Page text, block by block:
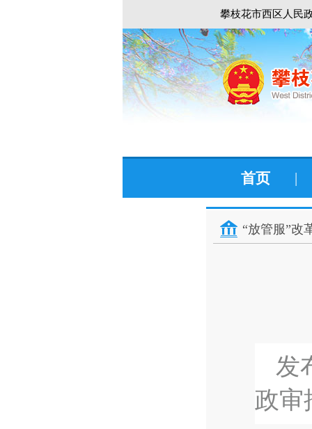
攀枝花市西区人民
首页 |
“放管服”改
发
政审